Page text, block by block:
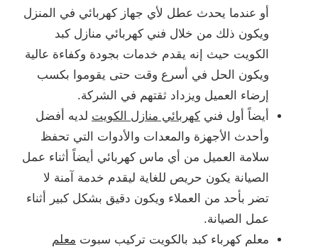
أو عندما يحدث عطل لأي جهاز كهربائي في المنزل
ويكون ذلك من خلال فني كهربائي منازل كبد
الكويت حيث إنه يقدم خدمات بجودة وكفاءة عالية
ويكون الحل في أسرع وقت حتى يقوموا بكسب
إرضاء العميل ويزداد ثقتهم في الشركة.
أيضاً أول فني كهربائي منازل الكويت لديه أفضل
وأحدث الأجهزة والمعدات والأدوات التي تحفظ
سلامة العميل من أي ماس كهربائي أيضاً أثناء عمل
الصيانة يكون حريص للغاية ليقدم خدمة آمنة لا
تضر بأحد من العملاء ويكون دقيق بشكل كبير أثناء
عمل الصيانة.
معلم كهرباء كبد بالكويت تركيب سبوت معلم